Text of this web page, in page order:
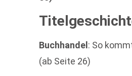
Buchhandel : So
(ab Seite 26)